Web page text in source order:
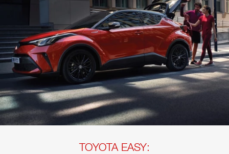
TOYOTA EASY: